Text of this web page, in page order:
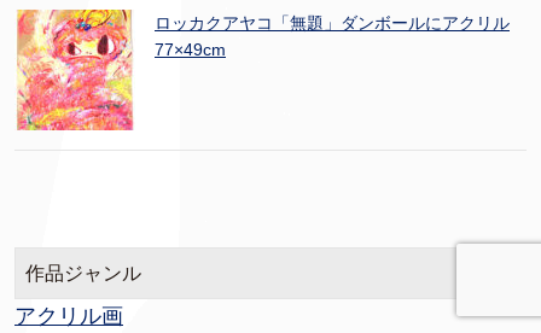
ロッカクアヤコ「無題」ダンボールにアクリル
77×49cm
作品ジャンル
アクリル画